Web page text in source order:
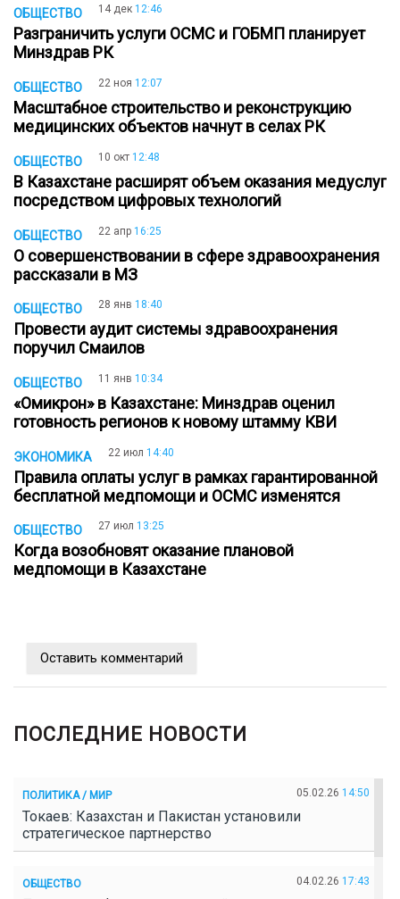
ОБЩЕСТВО 14 дек 12:46
Разграничить услуги ОСМС и ГОБМП планирует
Минздрав РК
ОБЩЕСТВО 22 ноя 12:07
Масштабное строительство и реконструкцию
медицинских объектов начнут в селах РК
ОБЩЕСТВО 10 окт 12:48
В Казахстане расширят объем оказания медуслуг
посредством цифровых технологий
ОБЩЕСТВО 22 апр 16:25
О совершенствовании в сфере здравоохранения
рассказали в МЗ
ОБЩЕСТВО 28 янв 18:40
Провести аудит системы здравоохранения
поручил Смаилов
ОБЩЕСТВО 11 янв 10:34
«Омикрон» в Казахстане: Минздрав оценил
готовность регионов к новому штамму КВИ
ЭКОНОМИКА 22 июл 14:40
Правила оплаты услуг в рамках гарантированной
бесплатной медпомощи и ОСМС изменятся
ОБЩЕСТВО 27 июл 13:25
Когда возобновят оказание плановой
медпомощи в Казахстане
Оставить комментарий
ПОСЛЕДНИЕ НОВОСТИ
ПОЛИТИКА / МИР 05.02.26 14:50
Токаев: Казахстан и Пакистан установили
стратегическое партнерство
ОБЩЕСТВО 04.02.26 17:43